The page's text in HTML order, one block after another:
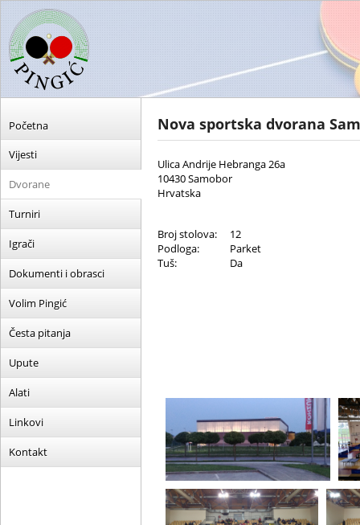
Početna
Vijesti
Dvorane
Turniri
Igrači
Dokumenti i obrasci
Volim Pingić
Česta pitanja
Upute
Alati
Linkovi
Kontakt
Nova sportska dvorana
Ulica Andrije Hebranga 26a
10430 Samobor
Hrvatska
Broj stolova:
12
Podloga:
Parket
Tuš:
Da